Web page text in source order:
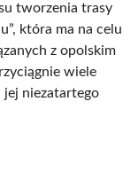
tworzenia trasy
która ma na celu
z opolskim
wiele
jej niezatartego